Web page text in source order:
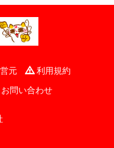
元
利用規約
お問い合わせ